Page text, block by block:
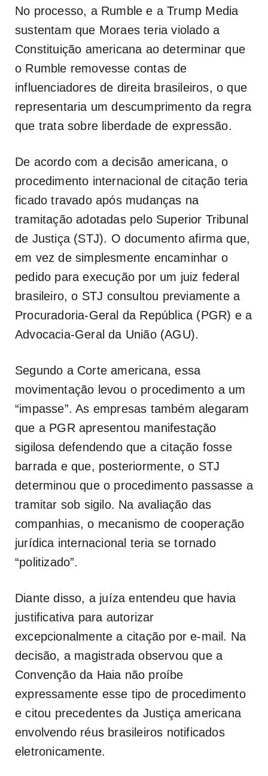
No processo, a Rumble e a Trump Media
sustentam que Moraes teria violado a
Constituição americana ao determinar que
o Rumble removesse contas de
influenciadores de direita brasileiros, o que
representaria um descumprimento da regra
que trata sobre liberdade de expressão.
De acordo com a decisão americana, o
procedimento internacional de citação teria
ficado travado após mudanças na
tramitação adotadas pelo Superior Tribunal
de Justiça (STJ). O documento afirma que,
em vez de simplesmente encaminhar o
pedido para execução por um juiz federal
brasileiro, o STJ consultou previamente a
Procuradoria-Geral da República (PGR) e a
Advocacia-Geral da União (AGU).
Segundo a Corte americana, essa
movimentação levou o procedimento a um
“impasse”. As empresas também alegaram
que a PGR apresentou manifestação
sigilosa defendendo que a citação fosse
barrada e que, posteriormente, o STJ
determinou que o procedimento passasse a
tramitar sob sigilo. Na avaliação das
companhias, o mecanismo de cooperação
jurídica internacional teria se tornado
“politizado”.
Diante disso, a juíza entendeu que havia
justificativa para autorizar
excepcionalmente a citação por e-mail. Na
decisão, a magistrada observou que a
Convenção da Haia não proíbe
expressamente esse tipo de procedimento
e citou precedentes da Justiça americana
envolvendo réus brasileiros notificados
eletronicamente.